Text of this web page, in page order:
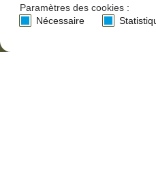
Paramètres des cookies :
NécessaireLa Vie